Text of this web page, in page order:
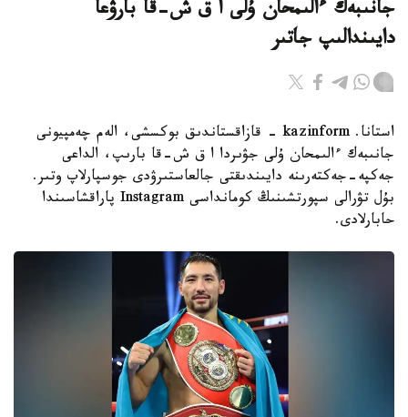
جانىبەك ءالىمحان ۇلى ا ق ش-قا بارۋعا
دايىندالىپ جاتىر
استانا. kazinform - قازاقستاندىق بوكسشى، الەم چەمپيونى
جانىبەك ءالىمحان ۇلى جۋىردا ا ق ش-قا بارىپ، الداعى
جەكپە-جەكتەرىنە دايىندىقتى جالعاستىرۋدى جوسپارلاپ وتىر.
بۇل تۋرالى سپورتشىنىڭ كومانداسى Instagram پاراقشاسىندا
حابارلادى.